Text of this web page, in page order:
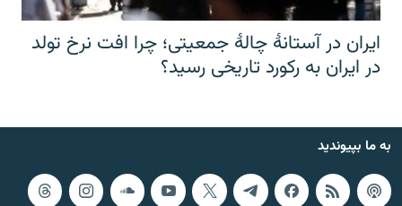
ایران در آستانهٔ چالهٔ جمعیتی؛ چرا افت نرخ تولد
در ایران به رکورد تاریخی رسید؟
به ما بپیوندید